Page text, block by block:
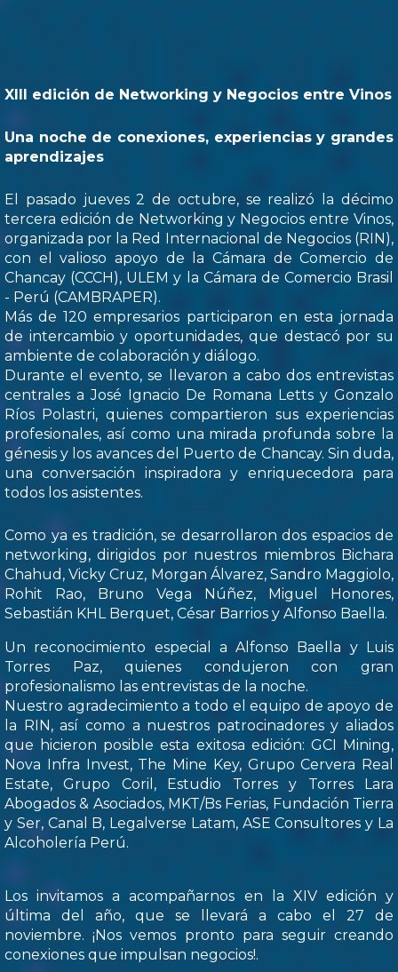
XIII edición de Networking y Negocios entre Vinos
Una noche de conexiones, experiencias y grandes
aprendizajes
El pasado jueves 2 de octubre, se realizó la décimo
tercera edición de Networking y Negocios entre Vinos,
organizada por la Red Internacional de Negocios (RIN),
con el valioso apoyo de la Cámara de Comercio de
Chancay (CCCH), ULEM y la Cámara de Comercio Brasil
- Perú (CAMBRAPER).
Más de 120 empresarios participaron en esta jornada
de intercambio y oportunidades, que destacó por su
ambiente de colaboración y diálogo.
Durante el evento, se llevaron a cabo dos entrevistas
centrales a José Ignacio De Romana Letts y Gonzalo
Ríos Polastri, quienes compartieron sus experiencias
profesionales, así como una mirada profunda sobre la
génesis y los avances del Puerto de Chancay. Sin duda,
una conversación inspiradora y enriquecedora para
todos los asistentes.
Como ya es tradición, se desarrollaron dos espacios de
networking, dirigidos por nuestros miembros Bichara
Chahud, Vicky Cruz, Morgan Álvarez, Sandro Maggiolo,
Rohit Rao, Bruno Vega Núñez, Miguel Honores,
Sebastián KHL Berquet, César Barrios y Alfonso Baella.
Un reconocimiento especial a Alfonso Baella y Luis
Torres Paz, quienes condujeron con gran
profesionalismo las entrevistas de la noche.
Nuestro agradecimiento a todo el equipo de apoyo de
la RIN, así como a nuestros patrocinadores y aliados
que hicieron posible esta exitosa edición: GCI Mining,
Nova Infra Invest, The Mine Key, Grupo Cervera Real
Estate, Grupo Coril, Estudio Torres y Torres Lara
Abogados & Asociados, MKT/Bs Ferias, Fundación Tierra
y Ser, Canal B, Legalverse Latam, ASE Consultores y La
Alcoholería Perú.
Los invitamos a acompañarnos en la XIV edición y
última del año, que se llevará a cabo el 27 de
noviembre. ¡Nos vemos pronto para seguir creando
conexiones que impulsan negocios!.